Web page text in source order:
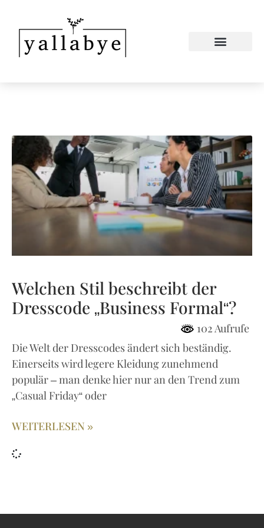
Welchen Stil beschreibt der
Dresscode „Business Formal“?
102 Aufrufe
Die Welt der Dresscodes ändert sich beständig.
Einerseits wird legere Kleidung zunehmend
populär – man denke hier nur an den Trend zum
„Casual Friday“ oder
WEITERLESEN »